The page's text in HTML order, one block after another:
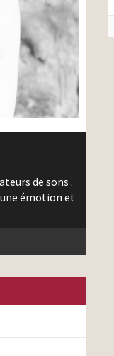
de sons .
émotion et